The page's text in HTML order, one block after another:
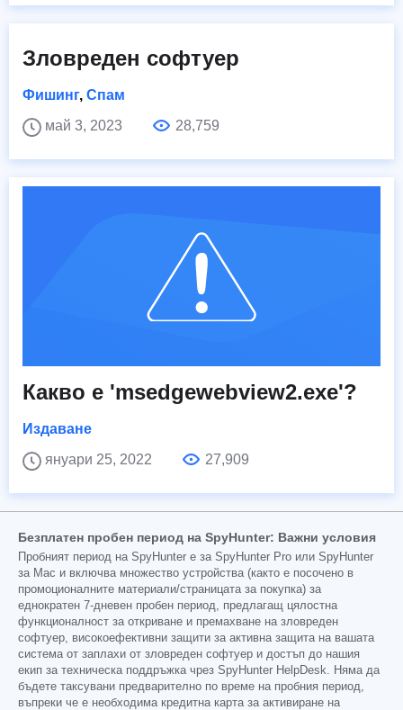
Зловреден софтуер
Фишинг, Спам
май 3, 2023
28,759
Какво е 'msedgewebview2.exe'?
Издаване
януари 25, 2022
27,909
Безплатен пробен период на SpyHunter: Важни условия
Пробният период на SpyHunter е за SpyHunter Pro или SpyHunter
за Mac и включва множество устройства (както е посочено в
промоционалните материали/страницата за покупка) за
еднократен 7-дневен пробен период, предлагащ цялостна
функционалност за откриване и премахване на зловреден
софтуер, високоефективни защити за активна защита на вашата
система от заплахи от зловреден софтуер и достъп до нашия
екип за техническа поддръжка чрез SpyHunter HelpDesk. Няма да
бъдете таксувани предварително по време на пробния период,
въпреки че е необходима кредитна карта за активиране на